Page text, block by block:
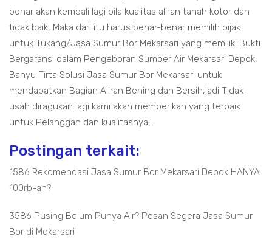
benar akan kembali lagi bila kualitas aliran tanah kotor dan
tidak baik, Maka dari itu harus benar-benar memilih bijak
untuk Tukang/Jasa Sumur Bor Mekarsari yang memiliki Bukti
Bergaransi dalam Pengeboran Sumber Air Mekarsari Depok,
Banyu Tirta Solusi Jasa Sumur Bor Mekarsari untuk
mendapatkan Bagian Aliran Bening dan Bersih,jadi Tidak
usah diragukan lagi kami akan memberikan yang terbaik
untuk Pelanggan dan kualitasnya...
Postingan terkait:
1586 Rekomendasi Jasa Sumur Bor Mekarsari Depok HANYA
100rb-an?
3586 Pusing Belum Punya Air? Pesan Segera Jasa Sumur
Bor di Mekarsari